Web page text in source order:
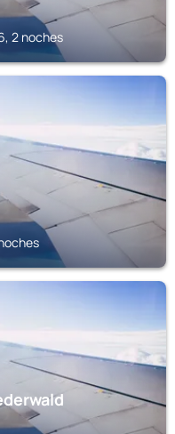
2 noches